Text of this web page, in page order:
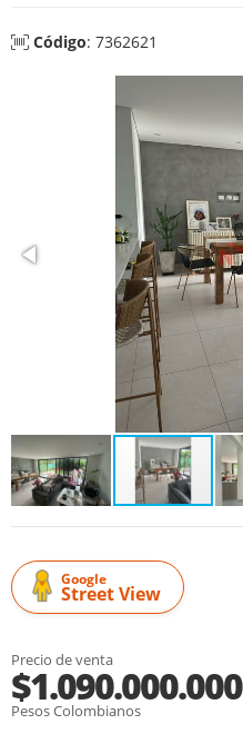
Código: 7362621
Google
Street View
Precio de venta
$1.090.000.000
Pesos Colombianos